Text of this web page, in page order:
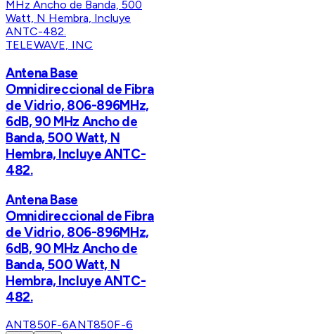
TELEWAVE, INC
Antena Base
Omnidireccional de Fibra
de Vidrio, 806-896MHz,
6dB, 90 MHz Ancho de
Banda, 500 Watt, N
Hembra, Incluye ANTC-
482.
Antena Base
Omnidireccional de Fibra
de Vidrio, 806-896MHz,
6dB, 90 MHz Ancho de
Banda, 500 Watt, N
Hembra, Incluye ANTC-
482.
ANT850F-6ANT850F-6